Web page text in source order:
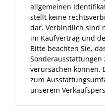
allgemeinen
stellt keine
dar. Verbindlich sind
im Kaufvertrag und
Bitte beachten Sie,
Sonderausstattungen
verursachen können.
zum
unserem